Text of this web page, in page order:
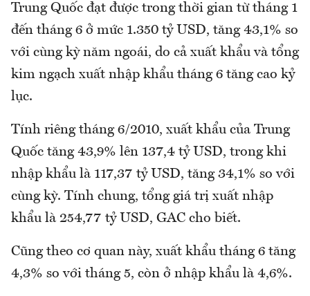
Trung Quốc đạt được trong thời gian từ tháng 1
đến tháng 6 ở mức 1.350 tỷ USD, tăng 43,1% so
với cùng kỳ năm ngoái, do cả xuất khẩu và tổng
kim ngạch xuất nhập khẩu tháng 6 tăng cao kỷ
lục.
Tính riêng tháng 6/2010, xuất khẩu của Trung
Quốc tăng 43,9% lên 137,4 tỷ USD, trong khi
nhập khẩu là 117,37 tỷ USD, tăng 34,1% so với
cùng kỳ. Tính chung, tổng giá trị xuất nhập
khẩu là 254,77 tỷ USD, GAC cho biết.
Cũng theo cơ quan này, xuất khẩu tháng 6 tăng
4,3% so với tháng 5, còn ở nhập khẩu là 4,6%.